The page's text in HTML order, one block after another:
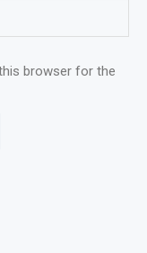
browser for the